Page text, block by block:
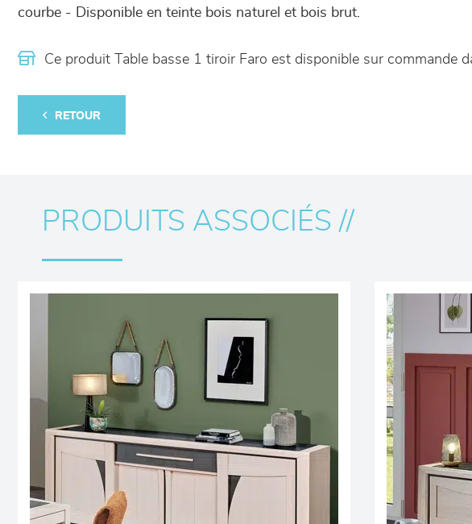
courbe - Disponible en teinte bois naturel et bois brut.
Ce produit Table basse 1 tiroir Faro est disponible sur commande
RETOUR
PRODUITS ASSOCIÉS //